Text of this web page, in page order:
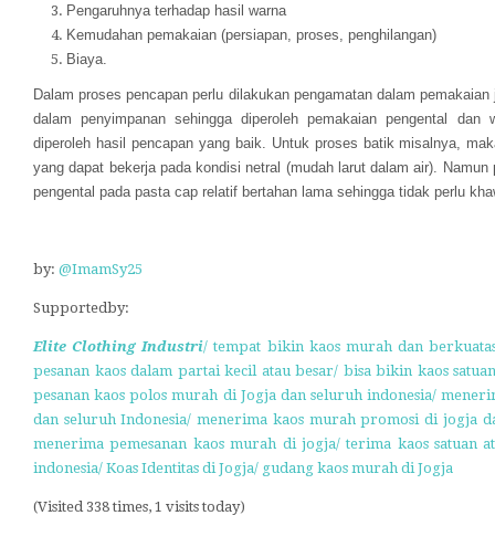
Pengaruhnya terhadap hasil warna
Kemudahan pemakaian (persiapan, proses, penghilangan)
Biaya.
Dalam proses pencapan perlu dilakukan pengamatan dalam
dalam penyimpanan sehingga diperoleh pemakaian pengental dan
diperoleh hasil pencapan yang baik. Untuk proses batik misalnya,
yang dapat bekerja pada kondisi netral (mudah larut dalam air). Namun
pengental pada pasta cap relatif bertahan lama sehingga tidak perlu
by: @ImamSy25
Supportedby:
Elite Clothing Industri/ tempat bikin kaos murah dan
pesanan kaos dalam partai kecil atau besar/ bisa bikin kaos
pesanan kaos polos murah di Jogja dan seluruh indonesia/
dan seluruh Indonesia/ menerima kaos murah promosi di jogja
menerima pemesanan kaos murah di jogja/ terima kaos satuan
indonesia/ Koas Identitas di Jogja/ gudang kaos murah di Jogja
(Visited 338 times, 1 visits today)